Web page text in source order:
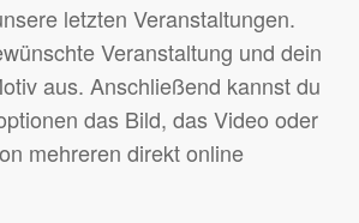
letzten Veranstaltungen.
Veranstaltung und dein
aus. Anschließend kannst du
das Bild, das Video oder
mehreren direkt online